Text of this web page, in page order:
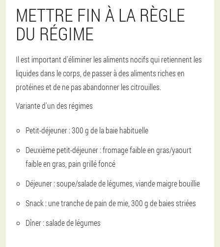
METTRE FIN À LA RÈGLE
DU RÉGIME
Il est important d'éliminer les aliments nocifs qui retiennent les
liquides dans le corps, de passer à des aliments riches en
protéines et de ne pas abandonner les citrouilles.
Variante d'un des régimes
Petit-déjeuner : 300 g de la baie habituelle
Deuxième petit-déjeuner : fromage faible en gras/yaourt
faible en gras, pain grillé foncé
Déjeuner : soupe/salade de légumes, viande maigre bouillie
Snack : une tranche de pain de mie, 300 g de baies striées
Dîner : salade de légumes